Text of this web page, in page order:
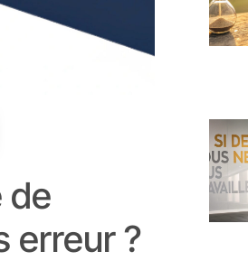
de
erreur ?